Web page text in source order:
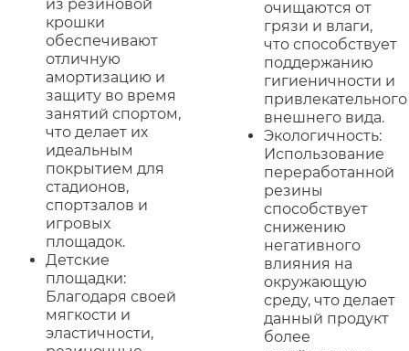
из резиновой
крошки
обеспечивают
отличную
амортизацию и
защиту во время
занятий спортом,
что делает их
идеальным
покрытием для
стадионов,
спортзалов и
игровых
площадок.
Детские
площадки:
Благодаря своей
мягкости и
эластичности,
очищаются от
грязи и влаги,
что способствует
поддержанию
гигиеничности и
привлекательного
внешнего вида.
Экологичность:
Использование
переработанной
резины
способствует
снижению
негативного
влияния на
окружающую
среду, что делает
данный продукт
более